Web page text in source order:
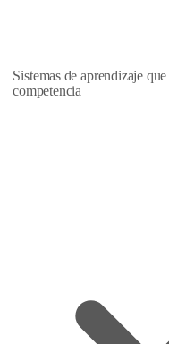
Sistemas de aprendizaje
competencia